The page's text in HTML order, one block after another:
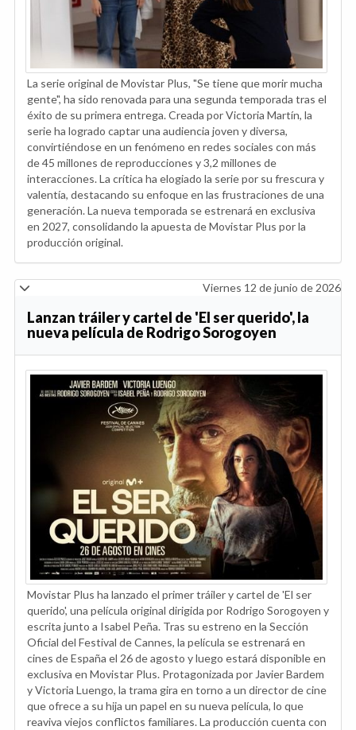
La serie original de Movistar Plus, "Se tiene que morir mucha
gente", ha sido renovada para una segunda temporada tras el
éxito de su primera entrega. Creada por Victoria Martín, la
serie ha logrado captar una audiencia joven y diversa,
convirtiéndose en un fenómeno en redes sociales con más
de 45 millones de reproducciones y 3,2 millones de
interacciones. La crítica ha elogiado la serie por su frescura y
valentía, destacando su enfoque en las frustraciones de una
generación. La nueva temporada se estrenará en exclusiva
en 2027, consolidando la apuesta de Movistar Plus por la
producción original.
Viernes 12 de junio de 2026
Lanzan tráiler y cartel de 'El ser querido', la
nueva película de Rodrigo Sorogoyen
Movistar Plus ha lanzado el primer tráiler y cartel de 'El ser
querido', una película original dirigida por Rodrigo Sorogoyen y
escrita junto a Isabel Peña. Tras su estreno en la Sección
Oficial del Festival de Cannes, la película se estrenará en
cines de España el 26 de agosto y luego estará disponible en
exclusiva en Movistar Plus. Protagonizada por Javier Bardem
y Victoria Luengo, la trama gira en torno a un director de cine
que ofrece a su hija un papel en su nueva película, lo que
reaviva viejos conflictos familiares. La producción cuenta con